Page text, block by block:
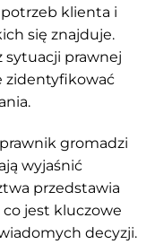
klienta i
się znajduje.
sytuacji prawnej
zidentyfikować
gromadzi
wyjaśnić
przedstawia
jest kluczowe
decyzji.